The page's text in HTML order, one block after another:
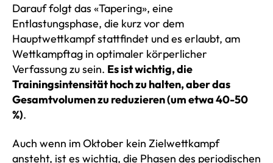
Darauf folgt das «Tapering», eine
Entlastungsphase, die kurz vor dem
Hauptwettkampf stattfindet und es erlaubt, am
Wettkampftag in optimaler körperlicher
Verfassung zu sein. Es ist wichtig, die
Trainingsintensität hoch zu halten, aber das
Gesamtvolumen zu reduzieren (um etwa 40-50
%).
Auch wenn im Oktober kein Zielwettkampf
ansteht, ist es wichtig, die Phasen des periodischen